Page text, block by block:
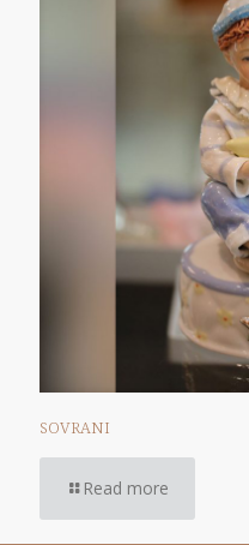
SOVRANI
Read more